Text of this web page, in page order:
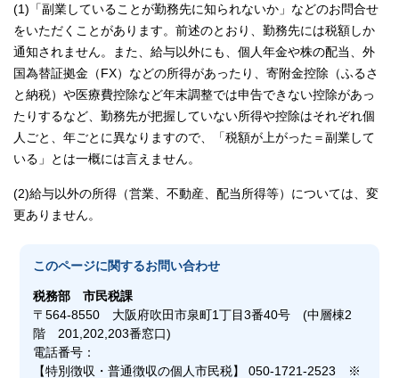
(1)「副業していることが勤務先に知られないか」などのお問合せ
をいただくことがあります。前述のとおり、勤務先には税額しか
通知されません。また、給与以外にも、個人年金や株の配当、外
国為替証拠金（FX）などの所得があったり、寄附金控除（ふるさ
と納税）や医療費控除など年末調整では申告できない控除があっ
たりするなど、勤務先が把握していない所得や控除はそれぞれ個
人ごと、年ごとに異なりますので、「税額が上がった＝副業して
いる」とは一概には言えません。
(2)給与以外の所得（営業、不動産、配当所得等）については、変
更ありません。
このページに関するお問い合わせ
税務部市民税課
〒564-8550 大阪府吹田市泉町1丁目3番40号 (中層棟2
階 201,202,203番窓口)
電話番号：
【特別徴収・普通徴収の個人市民税】 050-1721-2523 ※